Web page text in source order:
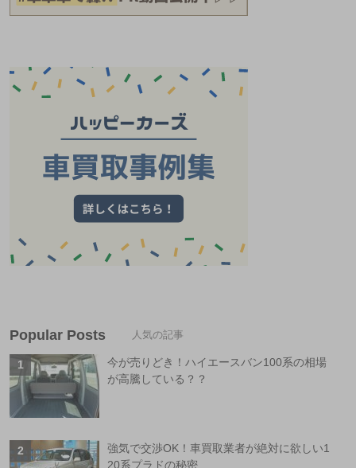
Popular Posts
今が売りどき！ハイエースバン100系の相場
が高騰している？？
強気で交渉OK！車買取業者が絶対に欲しい1
20系プラドの秘密